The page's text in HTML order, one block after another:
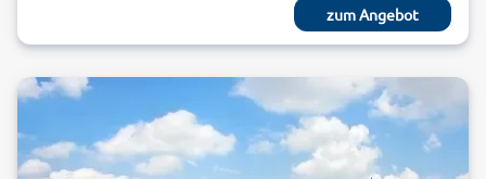
zum Angebot